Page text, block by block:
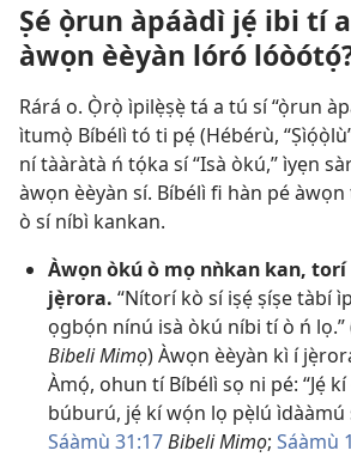
Ṣé ọ̀run àpáàdì jẹ́ ibi tí
àwọn èèyàn lóró
Rárá o. Ọ̀rọ̀ ìpilẹ̀ṣẹ̀ tá a tú sí “ọ̀run
ìtumọ̀ Bíbélì tó ti pẹ́ (Hébérù,
ní tààràtà ń tọ́ka sí “Isà òkú,” ìyẹn
àwọn èèyàn sí. Bíbélì fi hàn pé àwọn
ò sí níbì kankan.
Àwọn òkú ò mọ nǹkan kan, torí
jẹ̀rora. “Nítorí kò sí iṣẹ́ ṣíṣe tàbí
ọgbọ́n nínú isà òkú níbi tí ò ń lọ.”
Bibeli Mimọ) Àwọn èèyàn kì í
Àmọ́, ohun tí Bíbélì sọ ni pé: “Jẹ́
búburú, jẹ́ kí wọ́n lọ pẹ̀lú
Sáàmù 31:17Bibeli Mimọ; Sáàmù